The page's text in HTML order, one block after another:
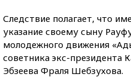
Следствие полагает, что
указание своему сыну
молодежного движения
советника экс-президента
Эбзеева Фраля Шебзухова.